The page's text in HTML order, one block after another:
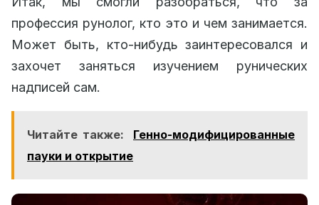
профессия рунолог, кто это и чем занимается.
Может быть, кто-нибудь заинтересовался и
захочет заняться изучением рунических
надписей сам.
Читайте также:
Генно-модифицированные
пауки и открытие